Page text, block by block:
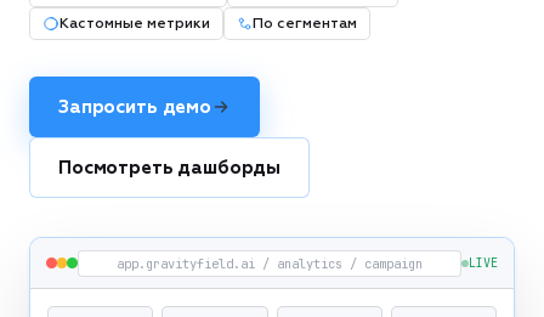
Кастомные метрики По сегментам
Запросить демо
Посмотреть дашборды
app.gravityfield.ai / analytics / campaign LIVE